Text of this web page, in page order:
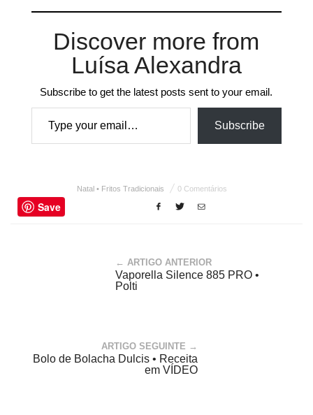
Discover more from
Luísa Alexandra
Subscribe to get the latest posts sent to your email.
Type your email…
Subscribe
Natal • Fritos Tradicionais 0 Comentários
Save
← ARTIGO ANTERIOR
Vaporella Silence 885 PRO •
Polti
ARTIGO SEGUINTE →
Bolo de Bolacha Dulcis • Receita
em VÍDEO